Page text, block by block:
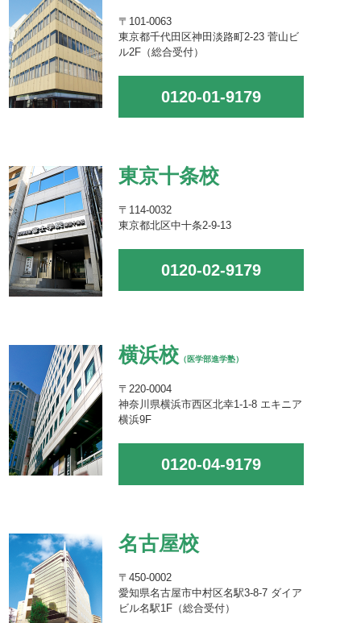
〒101-0063
東京都千代田区神田淡路町2-23 菅山ビ
ル2F（総合受付）
0120-01-9179
東京十条校
〒114-0032
東京都北区中十条2-9-13
0120-02-9179
横浜校 （医学部進学塾）
〒220-0004
神奈川県横浜市西区北幸1-1-8 エキニア
横浜9F
0120-04-9179
名古屋校
〒450-0002
愛知県名古屋市中村区名駅3-8-7 ダイア
ビル名駅1F（総合受付）